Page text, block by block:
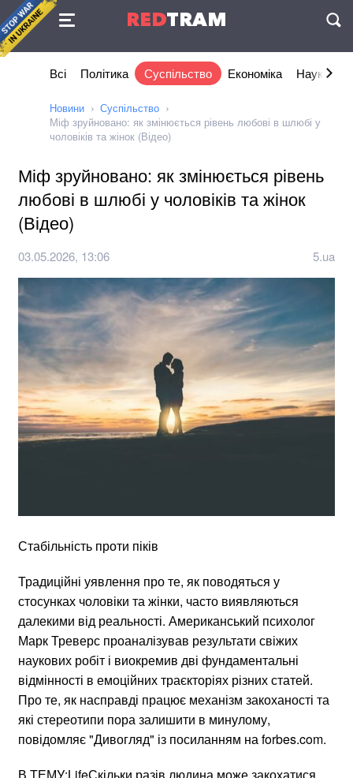
REDTRAM
Угода
Всі Політика Суспільство Економіка Наука та
Новини
Суспільство
Міф зруйновано: як змінюється рівень любові в шлюбі у
чоловіків та жінок (Відео)
Міф зруйновано: як змінюється рівень
любові в шлюбі у чоловіків та жінок
(Відео)
03.05.2026, 13:06 5.ua
Стабільність проти піків
Традиційні уявлення про те, як поводяться у
стосунках чоловіки та жінки, часто виявляються
далекими від реальності. Американський психолог
Марк Треверс проаналізував результати свіжих
наукових робіт і виокремив дві фундаментальні
відмінності в емоційних траєкторіях різних статей.
Про те, як насправді працює механізм закоханості та
які стереотипи пора залишити в минулому,
повідомляє "Дивогляд" із посиланням на forbes.com.
В ТЕМУ:LifeСкільки разів людина може закохатися